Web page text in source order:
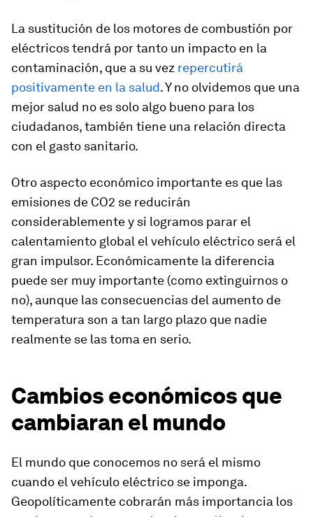
La sustitución de los motores de combustión por
eléctricos tendrá por tanto un impacto en la
contaminación, que a su vez repercutirá
positivamente en la salud. Y no olvidemos que una
mejor salud no es solo algo bueno para los
ciudadanos, también tiene una relación directa
con el gasto sanitario.
Otro aspecto económico importante es que las
emisiones de CO2 se reducirán
considerablemente y si logramos parar el
calentamiento global el vehículo eléctrico será el
gran impulsor. Económicamente la diferencia
puede ser muy importante (como extinguirnos o
no), aunque las consecuencias del aumento de
temperatura son a tan largo plazo que nadie
realmente se las toma en serio.
Cambios económicos que
cambiaran el mundo
El mundo que conocemos no será el mismo
cuando el vehículo eléctrico se imponga.
Geopolíticamente cobrarán más importancia los